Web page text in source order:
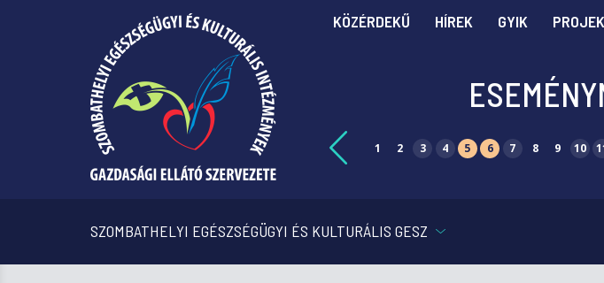
KÖZÉRDEKŰ HÍREK GYIK
1 2 3 4 5 6 7 8 9 10
SZOMBATHELYI EGÉSZSÉGÜGYI ÉS KULTURÁLIS GESZ